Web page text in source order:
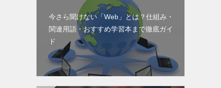
今さら聞けない「Web」とは？仕組み・
関連用語・おすすめ学習本まで徹底ガイ
ド